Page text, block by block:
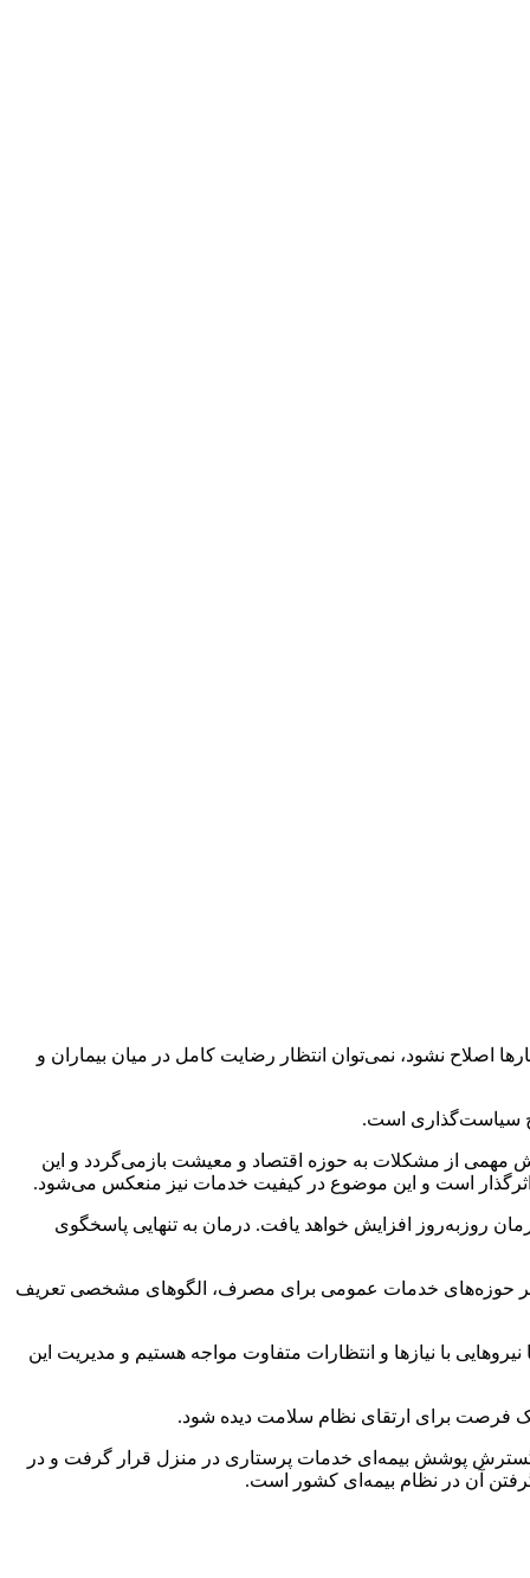
اصلاح نشود، نمی‌توان انتظار رضایت کامل در میان بیماران و
سیاست‌گذاری است.
مهمی از مشکلات به حوزه اقتصاد و معیشت بازمی‌گردد و این
اثرگذار است و این موضوع در کیفیت خدمات نیز منعکس می‌شود.
روزبه‌روز افزایش خواهد یافت. درمان به‌ تنهایی پاسخگوی
حوزه‌های خدمات عمومی برای مصرف، الگوهای مشخصی تعریف
با نیازها و انتظارات متفاوت مواجه هستیم و مدیریت این
فرصت برای ارتقای نظام سلامت دیده شود.
گسترش پوشش بیمه‌ای خدمات پرستاری در منزل قرار گرفت و در
آن در نظام بیمه‌ای کشور است.